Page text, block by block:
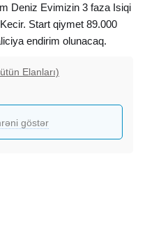
Deniz Evimizin 3 faza Isiqi
Start qiymet 89.000
endirim olunacaq.
Elanları)
göstər